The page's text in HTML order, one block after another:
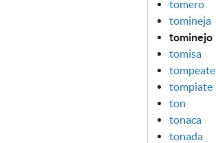
tomero
tomineja
tominejo
tomisa
tompeate
tompiate
ton
tonaca
tonada